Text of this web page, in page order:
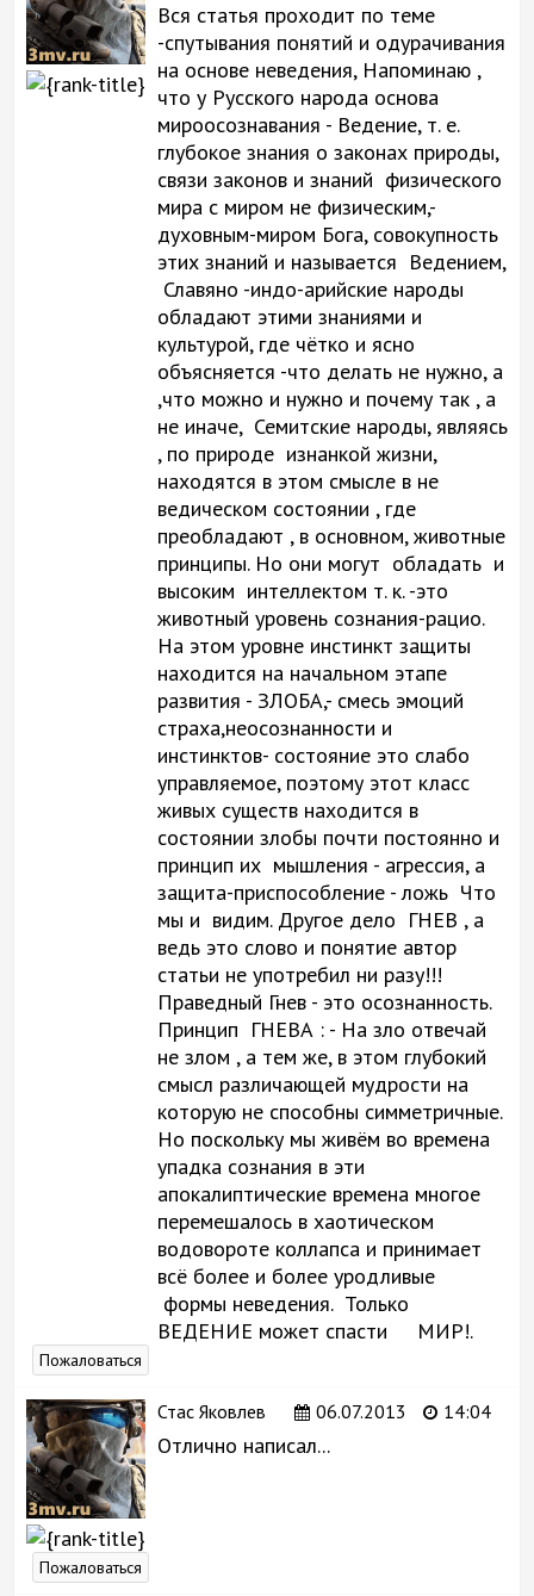
Вся статья проходит по теме
-спутывания понятий и одурачивания
на основе неведения, Напоминаю ,
что у Русского народа основа
мироосознавания - Ведение, т. е.
глубокое знания о законах природы,
связи законов и знаний физического
мира с миром не физическим,-
духовным-миром Бога, совокупность
этих знаний и называется Ведением,
Славяно -индо-арийские народы
обладают этими знаниями и
культурой, где чётко и ясно
объясняется -что делать не нужно, а
,что можно и нужно и почему так , а
не иначе, Семитские народы, являясь
, по природе изнанкой жизни,
находятся в этом смысле в не
ведическом состоянии , где
преобладают , в основном, животные
принципы. Но они могут обладать и
высоким интеллектом т. к. -это
животный уровень сознания-рацио.
На этом уровне инстинкт защиты
находится на начальном этапе
развития - ЗЛОБА,- смесь эмоций
страха,неосознанности и
инстинктов- состояние это слабо
управляемое, поэтому этот класс
живых существ находится в
состоянии злобы почти постоянно и
принцип их мышления - агрессия, а
защита-приспособление - ложь Что
мы и видим. Другое дело ГНЕВ , а
ведь это слово и понятие автор
статьи не употребил ни разу!!!
Праведный Гнев - это осознанность.
Принцип ГНЕВА : - На зло отвечай
не злом , а тем же, в этом глубокий
смысл различающей мудрости на
которую не способны симметричные.
Но поскольку мы живём во времена
упадка сознания в эти
апокалиптические времена многое
перемешалось в хаотическом
водовороте коллапса и принимает
всё более и более уродливые
формы неведения. Только
ВЕДЕНИЕ может спасти МИР!.
Пожаловаться
Стас Яковлев 06.07.2013 14:04
Отлично написал...
Пожаловаться